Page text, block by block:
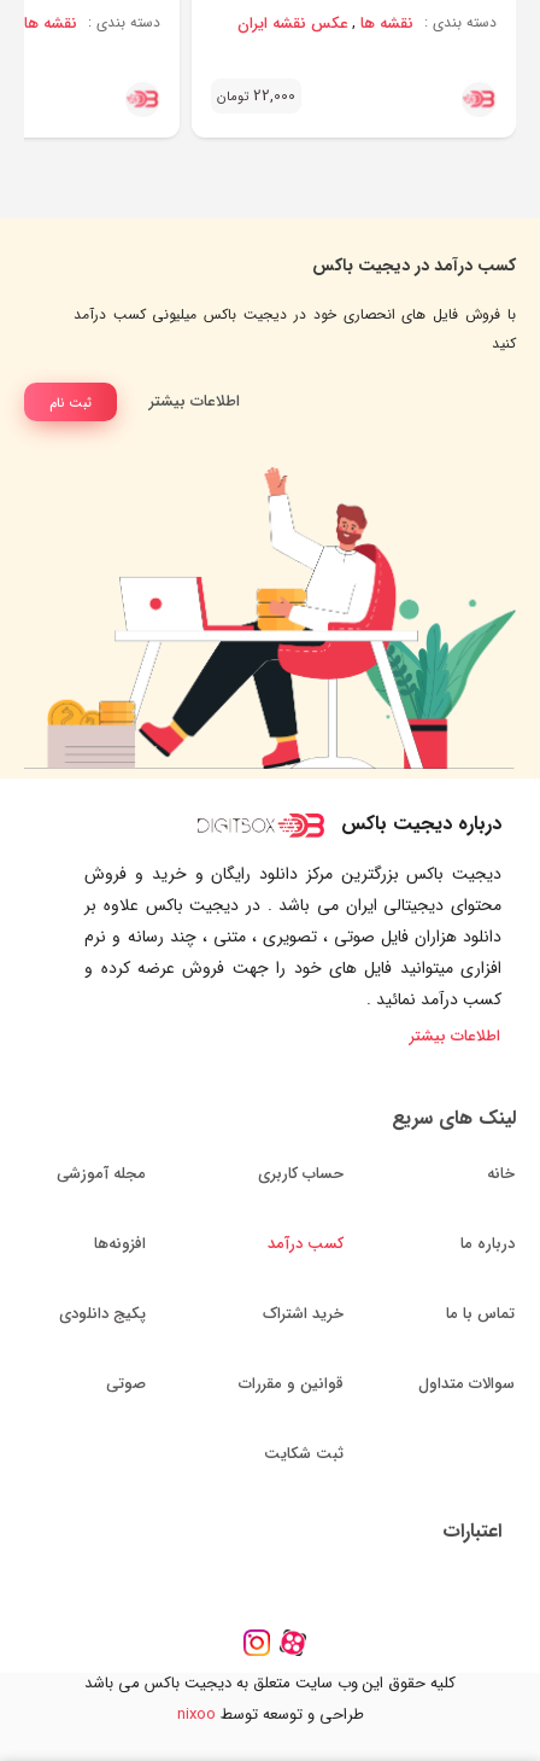
دسته بندی : نقشه ها , عکس نقشه ایران
22,000 تومان
دسته بندی : نقشه ها
کسب درآمد در دیجیت باکس
با فروش فایل های انحصاری خود در دیجیت باکس میلیونی کسب درآمد
کنید
ثبت نام اطلاعات بیشتر
درباره دیجیت باکس
دیجیت باکس بزرگترین مرکز دانلود رایگان و خرید و فروش
محتوای دیجیتالی ایران می باشد . در دیجیت باکس علاوه بر
دانلود هزاران فایل صوتی ، تصویری ، متنی ، چند رسانه و نرم
افزاری میتوانید فایل های خود را جهت فروش عرضه کرده و
کسب درآمد نمائید .
اطلاعات بیشتر
لینک های سریع
خانه
درباره ما
تماس با ما
سوالات متداول
حساب کاربری
کسب درآمد
خرید اشتراک
قوانین و مقررات
ثبت شکایت
مجله آموزشی
افزونه‌ها
پکیج دانلودی
صوتی
اعتبارات
کلیه حقوق این وب سایت متعلق به دیجیت باکس می باشد
طراحی و توسعه توسط nixoo